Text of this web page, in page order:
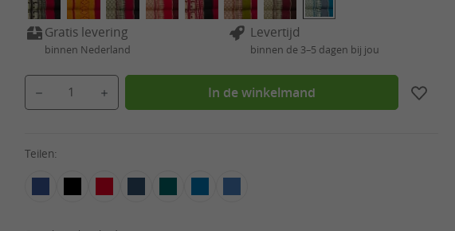
Gratis levering
binnen Nederland
Levertijd
binnen de 3–5 dagen bij jou
Producthoeveelheid: Voer de gewenste hoeveelheid in of gebruik de knoppen om de hoeveelheid
In de winkelmand
Teilen: